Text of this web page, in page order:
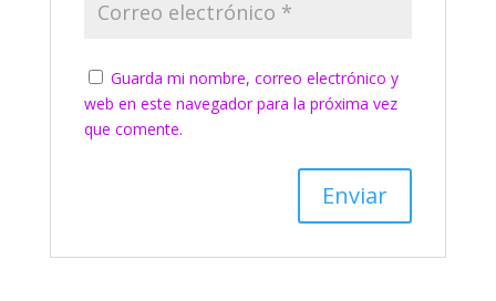
Guarda mi nombre, correo electrónico y
web en este navegador para la próxima vez
que comente.